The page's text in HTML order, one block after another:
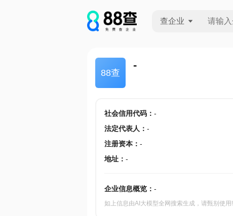
查企业
88查
-
社会信用代码： -
法定代表人 ： -
注册资本： -
地址： -
企业信息概览： -
如上信息由AI大模型全网搜索生成，请甄别使用!